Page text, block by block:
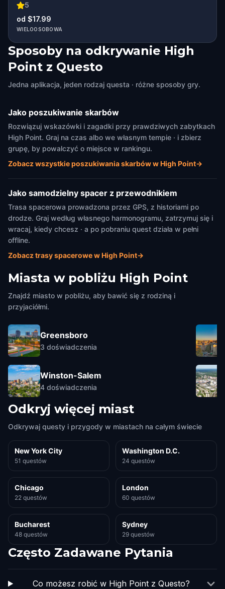
5
od $17.99
WIELOOSOBOWA
Sposoby na odkrywanie High
Point z Questo
Jedna aplikacja, jeden rodzaj questa · różne sposoby gry.
Jako poszukiwanie skarbów
Rozwiązuj wskazówki i zagadki przy prawdziwych zabytkach
High Point. Graj na czas albo we własnym tempie · i zbierz
grupę, by powalczyć o miejsce w rankingu.
Zobacz wszystkie poszukiwania skarbów w High Point→
Jako samodzielny spacer z przewodnikiem
Trasa spacerowa prowadzona przez GPS, z historiami po
drodze. Graj według własnego harmonogramu, zatrzymuj się i
wracaj, kiedy chcesz · a po pobraniu quest działa w pełni
offline.
Zobacz trasy spacerowe w High Point→
Miasta w pobliżu High Point
Znajdź miasto w pobliżu, aby bawić się z rodziną i
przyjaciółmi.
Greensboro
3 doświadczenia
Winston-Salem
4 doświadczenia
Odkryj więcej miast
Odkrywaj questy i przygody w miastach na całym świecie
New York City
51 questów
Washington D.C.
24 questów
Chicago
22 questów
London
60 questów
Bucharest
48 questów
Sydney
29 questów
Często Zadawane Pytania
Co możesz robić w High Point z Questo?